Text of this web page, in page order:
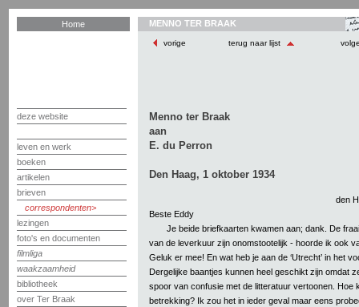
Home
deze website
leven en werk
boeken
artikelen
brieven
correspondenten
lezingen
foto's en documenten
filmliga
waakzaamheid
bibliotheek
over Ter Braak
MENNO TER BRAAK
vorige terug naar lijst
Menno ter Braak
aan
E. du Perron
Den Haag, 1 oktober 1934
den
Beste Eddy
Je beide briefkaarten kwamen aan; dank. De
van de leverkuur zijn onomstootelijk - hoorde ik ook
Geluk er mee! En wat heb je aan de ‘Utrecht’ in het
Dergelijke baantjes kunnen heel geschikt zijn omdat
spoor van confusie met de litteratuur vertoonen. Hoe
betrekking? Ik zou het in ieder geval maar eens